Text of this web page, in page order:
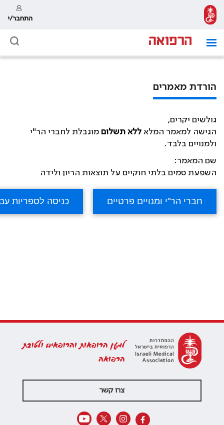
התחבר/י
הורדת מאמרים
גולשים יקרים,
הגישה למאמר המלא ללא תשלום מוגבלת לחברי הר"י
ולמנויים בלבד.
שם המאמר:
השפעת סמים בלתי חוקיים על תוצאות הריון ולידה
למען הרופאות והרופאים ולטובת
הרפואה
צרו קשר